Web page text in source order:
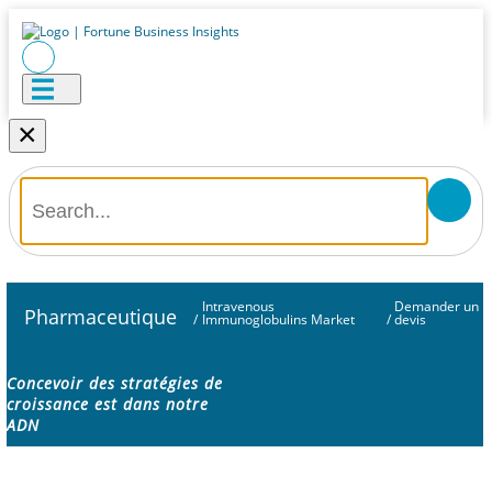
×
Pharmaceutique /
Intravenous
Immunoglobulins Market /
Demander un
devis
Concevoir des stratégies de
croissance est dans notre
ADN